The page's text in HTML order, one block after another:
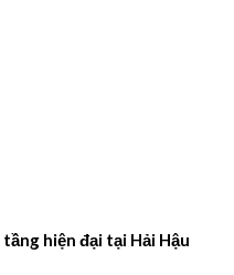
hiện đại tại Hải Hậu